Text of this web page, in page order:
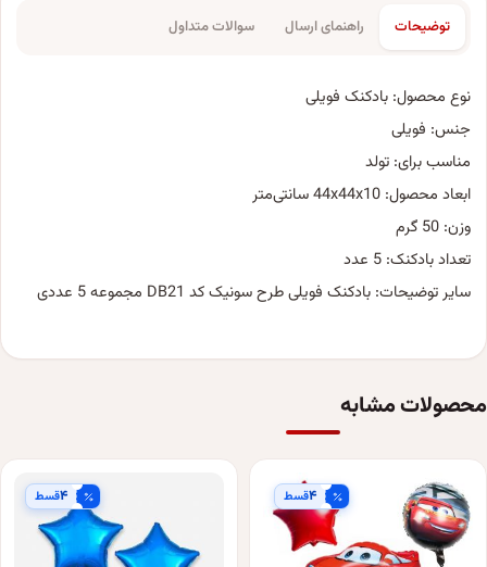
توضیحات راهنمای ارسال سوالات متداول
نوع محصول: بادکنک فویلی
جنس: فویلی
مناسب برای: تولد
ابعاد محصول: 44x44x10 سانتی‌متر
وزن: 50 گرم
تعداد بادکنک: 5 عدد
سایر توضیحات: بادکنک فویلی طرح سونیک کد DB21 مجموعه 5 عددی
محصولات مشابه
۴قسط ۴قسط